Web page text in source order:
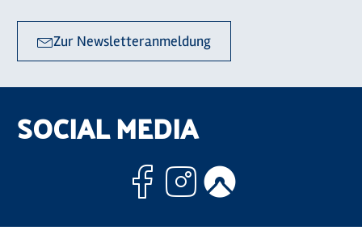
Zur Newsletteranmeldung
SOCIAL MEDIA
Facebook
Instagram